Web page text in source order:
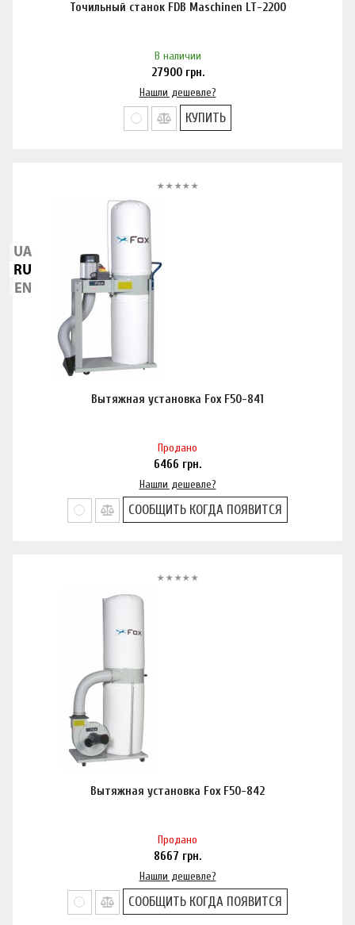
Точильный станок FDB Maschinen LT-2200
В наличии
27900грн.
Нашли дешевле?
КУПИТЬ
Вытяжная установка Fox F50-841
Продано
6466 грн.
Нашли дешевле?
СООБЩИТЬ КОГДА ПОЯВИТСЯ
Вытяжная установка Fox F50-842
Продано
8667 грн.
Нашли дешевле?
СООБЩИТЬ КОГДА ПОЯВИТСЯ